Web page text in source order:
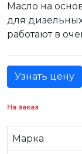
Масло на
для
работают в
Узнать цену
На заказ
Марка